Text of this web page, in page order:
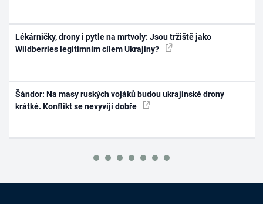
Lékárničky, drony i pytle na mrtvoly: Jsou tržiště jako
Wildberries legitimním cílem Ukrajiny?
Šándor: Na masy ruských vojáků budou ukrajinské drony
krátké. Konflikt se nevyvíjí dobře